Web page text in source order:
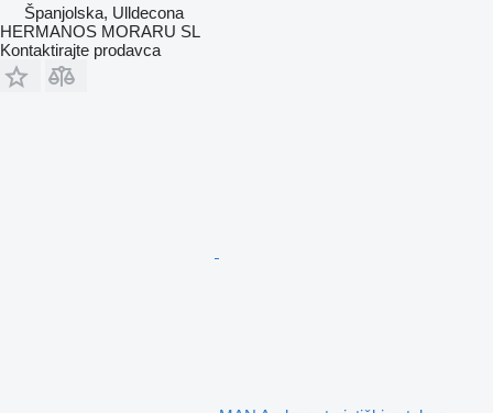
Španjolska, Ulldecona
HERMANOS MORARU SL
Kontaktirajte prodavca